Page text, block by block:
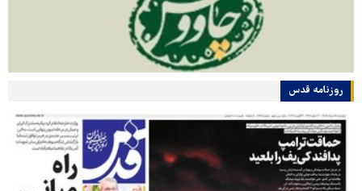
روزنامه قدس